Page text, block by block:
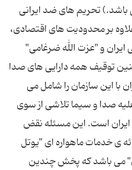
باشد.) تحریم های ضد ایرانی
بر محدودیت های اقتصادی،
و "عزت الله ضرغامی"
توقیف همه دارایی های صدا
با این سازمان را شامل می
صدا و سیما تلاشی از سوی
است. این مسئله نقض
ی خدمات ماهواره ای "یوتل
می ‌باشد که پخش چندین